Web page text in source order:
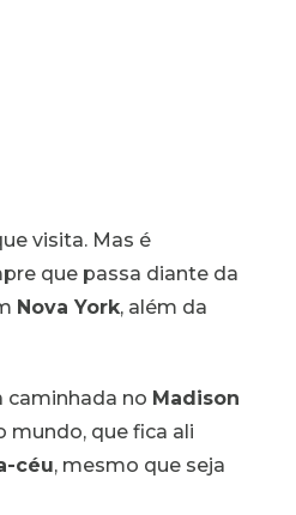
visita. Mas é
que passa diante da
Nova York, além da
caminhada no Madison
mundo, que fica ali
céu, mesmo que seja